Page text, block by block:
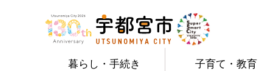
暮らし・手続き 子育て・教育